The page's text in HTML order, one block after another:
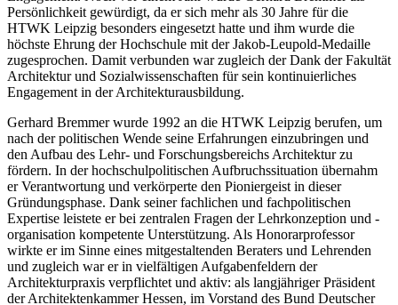
Persönlichkeit gewürdigt, da er sich mehr als 30 Jahre für die
HTWK Leipzig besonders eingesetzt hatte und ihm wurde die
höchste Ehrung der Hochschule mit der Jakob-Leupold-Medaille
zugesprochen. Damit verbunden war zugleich der Dank der Fakultät
Architektur und Sozialwissenschaften für sein kontinuierliches
Engagement in der Architekturausbildung.
Gerhard Bremmer wurde 1992 an die HTWK Leipzig berufen, um
nach der politischen Wende seine Erfahrungen einzubringen und
den Aufbau des Lehr- und Forschungsbereichs Architektur zu
fördern. In der hochschulpolitischen Aufbruchssituation übernahm
er Verantwortung und verkörperte den Pioniergeist in dieser
Gründungsphase. Dank seiner fachlichen und fachpolitischen
Expertise leistete er bei zentralen Fragen der Lehrkonzeption und -
organisation kompetente Unterstützung. Als Honorarprofessor
wirkte er im Sinne eines mitgestaltenden Beraters und Lehrenden
und zugleich war er in vielfältigen Aufgabenfeldern der
Architekturpraxis verpflichtet und aktiv: als langjähriger Präsident
der Architektenkammer Hessen, im Vorstand des Bund Deutscher